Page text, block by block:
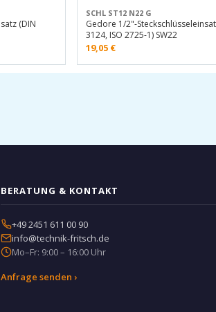
(DIN
SCHL ST12 N22 G
Gedore 1/2"-
3124, ISO 2725-1) SW22
19,05 €
BERATUNG & KONTAKT
+49 2451 611 00 90
info@technik-fritsch.de
Mo–Fr: 9:00 – 16:00 Uhr
Anfrage senden ›